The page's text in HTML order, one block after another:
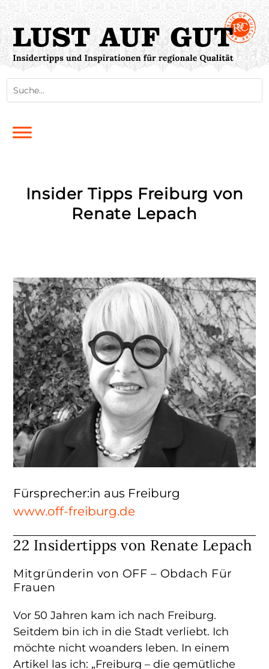
Insider Tipps Freiburg von
Renate Lepach
22 Insidertipps von Renate Lepach
Mitgründerin von OFF – Obdach Für
Frauen
Vor 50 Jahren kam ich nach Freiburg.
Seitdem bin ich in die Stadt verliebt. Ich
möchte nicht woanders leben. In einem
Artikel las ich: „Freiburg – die gemütliche
Fürsprecher:in aus Freiburg
www.off-freiburg.de